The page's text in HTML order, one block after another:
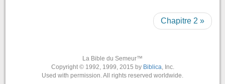
Chapitre 2 »
La Bible du Semeur™
Copyright © 1992, 1999, 2015 by Biblica, Inc.
Used with permission. All rights reserved worldwide.